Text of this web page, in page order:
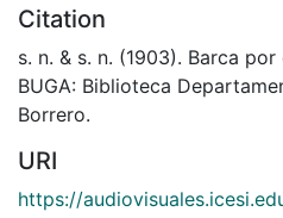
Citation
s. n. & s. n. (1903). Barca
BUGA: Biblioteca
Borrero.
URI
https://